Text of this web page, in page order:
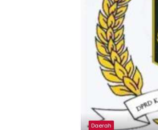
Daerah